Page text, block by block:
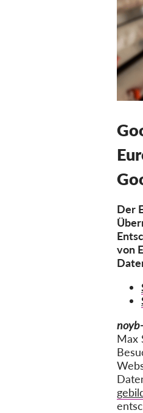
Der
von
noyb-
Max